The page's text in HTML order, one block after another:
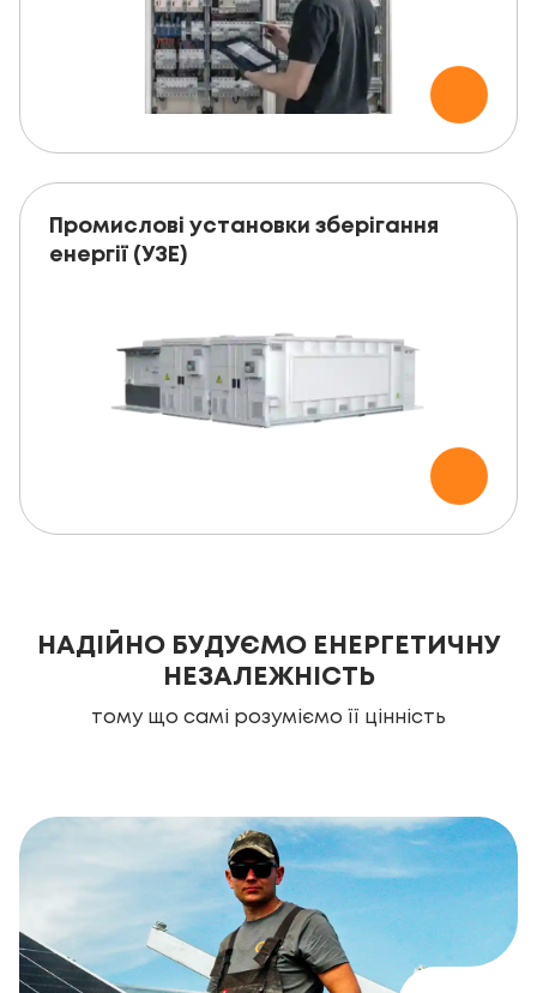
Промислові установки зберігання
енергії (УЗЕ)
НАДІЙНО БУДУЄМО ЕНЕРГЕТИЧНУ
НЕЗАЛЕЖНІСТЬ
тому що самі розуміємо її цінність